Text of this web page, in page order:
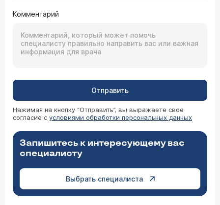
Комментарий
Отправить
Нажимая на кнопку “Отправить”, вы выражаете свое
согласие с условиями обработки персональных данных
Запишитесь к интересующему вас
специалисту
Выбрать специалиста